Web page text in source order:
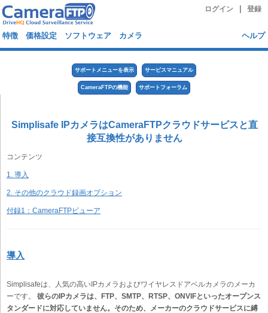
ログイン 登録
特徴 価格設定 ソフトウェア カメラ ヘルプ
サポートメニューを表示 サービスマニュアル
CameraFTPの機能 サポートフォーラム
Simplisafe IPカメラはCameraFTPクラウドサービスと直
接互換性がありません
コンテンツ
1. 導入
2. その他のクラウド録画オプション
付録1：CameraFTPビューア
導入
Simplisafeは、人気の高いIPカメラおよびワイヤレスドアベルカメラのメーカ
ーです。 彼らのIPカメラは、FTP、SMTP、RTSP、ONVIFといったオープンス
タンダードに対応していません。そのため、メーカーのクラウドサービスに縛